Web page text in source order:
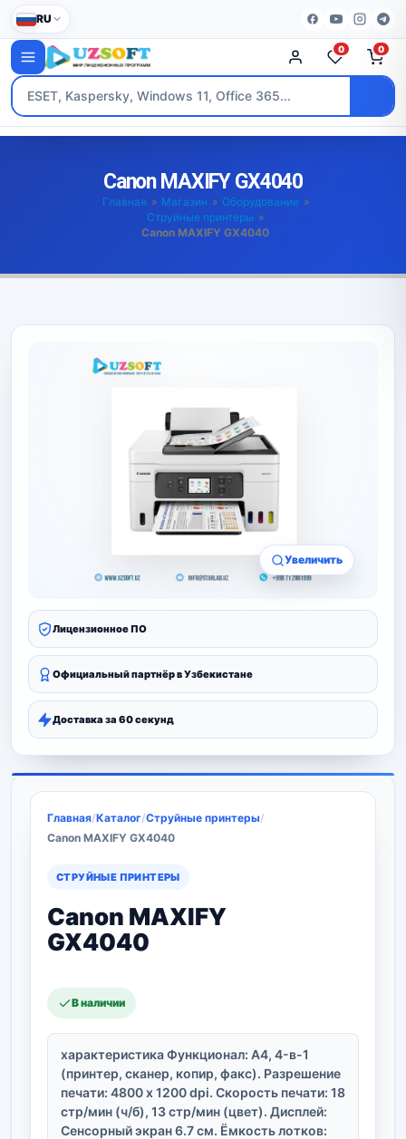
RU
0 0
Canon MAXIFY GX4040
Главная » Магазин » Оборудование »
Струйные принтеры »
Canon MAXIFY GX4040
Увеличить
Лицензионное ПО
Официальный партнёр в Узбекистане
Доставка за 60 секунд
Главная/Каталог/Струйные принтеры/
Canon MAXIFY GX4040
СТРУЙНЫЕ ПРИНТЕРЫ
Canon MAXIFY
GX4040
В наличии
характеристика Функционал: A4, 4-в-1
(принтер, сканер, копир, факс). Разрешение
печати: 4800 х 1200 dpi. Скорость печати: 18
стр/мин (ч/б), 13 стр/мин (цвет). Дисплей:
Сенсорный экран 6.7 см. Ёмкость лотков: